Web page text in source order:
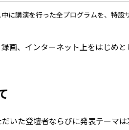
に講演を行った全プログラムを、特設
画、インターネット上をはじめ
いた登壇者ならびに発表テーマ